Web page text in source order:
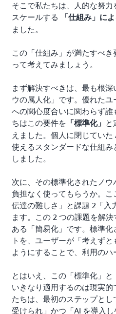
そこで私たちは、人的な努
スケールする
「仕組み」に
ました。
この「仕組み」が満たすべ
って考えてみましょう。
まず解決すべきは、最も根
ウの属人化」です。優れた
への関心度合いに関わらず
ちはこの要件を 「標準化」 と
えました。個人に閉じてい
使えるスタンダードな仕組
しました。
次に、その標準化されたノ
負担なく使ってもらうか。こ
伝達の難しさ」と課題 2「入
ます。この 2 つの課題を解
ある「簡易化」です。標準
トを、ユーザーが「考えず
ようにすることで、利用のハ
とはいえ、この「標準化」
いきなり適用するのは現実
たちは、最初のステップと
受けられ」かつ「AI を導入